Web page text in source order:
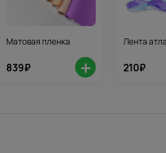
Матовая пленка
839₽ +
Лента
210₽